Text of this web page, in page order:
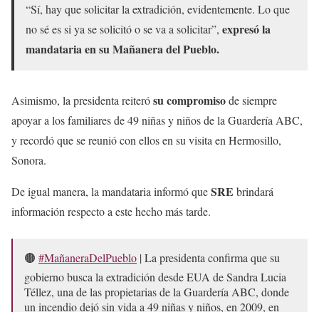
“Sí, hay que solicitar la extradición, evidentemente. Lo que
no sé es si ya se solicitó o se va a solicitar”, expresó la
mandataria en su Mañanera del Pueblo.
Asimismo, la presidenta reiterósu compromisode siempre
apoyar a los familiares de 49 niñas y niños de la Guardería ABC,
y recordó que se reunió con ellos en su visita en Hermosillo,
Sonora.
De igual manera, la mandataria informó queSRE brindará
información respecto a este hecho más tarde.
🟤 #MañaneraDelPueblo | La presidenta confirma que su
gobierno busca la extradición desde EUA de Sandra Lucia
Téllez, una de las propietarias de la Guardería ABC, donde
un incendio dejó sin vida a 49 niñas y niños, en 2009, en